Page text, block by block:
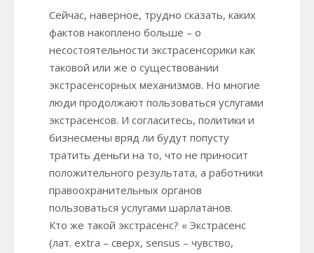
Сейчас, наверное, трудно сказать, каких
фактов накоплено больше – о
несостоятельности экстрасенсорики как
таковой или же о существовании
экстрасенсорных механизмов. Но многие
люди продолжают пользоваться услугами
экстрасенсов. И согласитесь, политики и
бизнесмены вряд ли будут попусту
тратить деньги на то, что не приносит
положительного результата, а работники
правоохранительных органов
пользоваться услугами шарлатанов.
Кто же такой экстрасенс? « Экстрасенс
(лат. extra – сверх, sensus – чувство,